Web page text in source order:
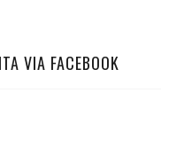
VIA FACEBOOK